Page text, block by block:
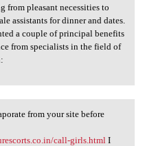
from pleasant necessities to
assistants for dinner and dates.
a couple of principal benefits
from specialists in the field of
from your site before
call-girls.html I